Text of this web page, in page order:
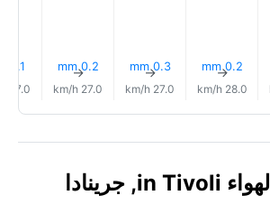
0.2 mm
↑
28.0 km/h
0.3 mm
↑
27.0 km/h
0.2 mm
↑
27.0 km/h
0.1 mm
27.0 km/h
مؤشر جودة الهواء in Tivoli, جرينادا